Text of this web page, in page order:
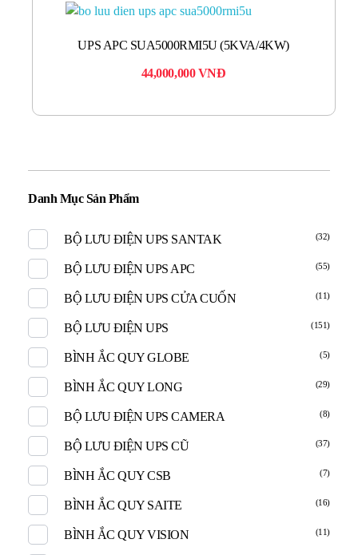
UPS APC SUA5000RMI5U (5KVA/4KW)
44,000,000VNĐ
Danh Mục Sản Phẩm
BỘ LƯU ĐIỆN UPS SANTAK (32)
BỘ LƯU ĐIỆN UPS APC (55)
BỘ LƯU ĐIỆN UPS CỬA CUỐN (11)
BỘ LƯU ĐIỆN UPS (151)
BÌNH ẮC QUY GLOBE (5)
BÌNH ẮC QUY LONG (29)
BỘ LƯU ĐIỆN UPS CAMERA (8)
BỘ LƯU ĐIỆN UPS CŨ (37)
BÌNH ẮC QUY CSB (7)
BÌNH ẮC QUY SAITE (16)
BÌNH ẮC QUY VISION (11)